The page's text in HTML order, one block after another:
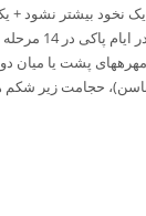
یک نخود بیشتر
واژینال استفاده نمایید.